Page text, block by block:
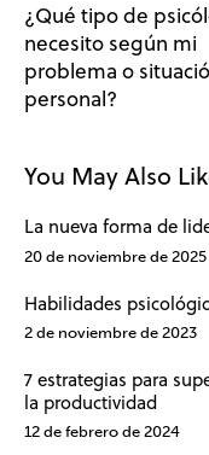
¿Qué tipo de
necesito según mi
problema o
personal?
You May Also
La nueva forma de
20 de noviembre de 2025
Habilidades
2 de noviembre de 2023
7 estrategias para
la productividad
12 de febrero de 2024